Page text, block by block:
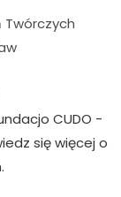
Twórczych
CUDO -
się więcej o